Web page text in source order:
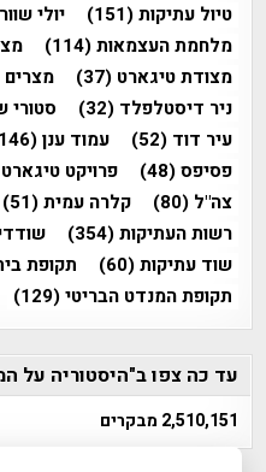
טיול עתיקות(151) יולי
מלחמת העצמאות(114)
מצודת טיגארט (37) מצרים
ניר דיסטלפלד (32) סטורי
עיר דוד (52) עמוד ענן(146)
פסיפס(48) פרויקט טיגארט
צה"ל (80) קלרה עמית(51)
רשות העתיקות(354)
שוד עתיקות(60) תקופת
תקופת המנדט הבריטי(129)
עד כה צפו ב"היסטוריה על
2,510,151 מבקרים